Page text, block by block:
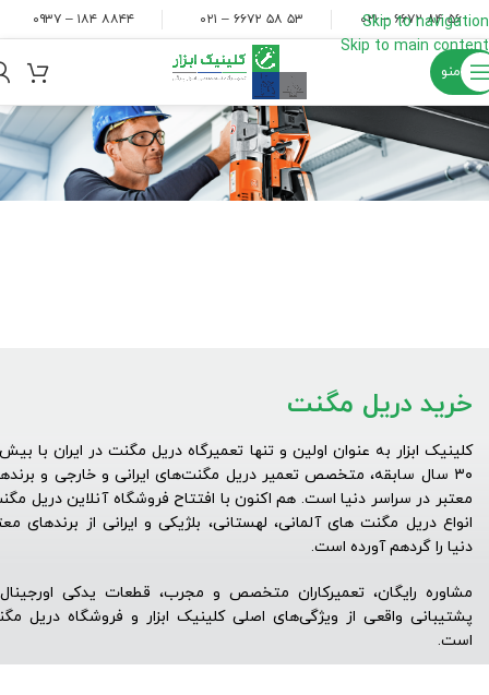
Skip to navigation
Skip to main content
۵۶ ۸۴ ۶۶۷۲ – ۰۲۱ ۵۳ ۵۸ ۶۶۷۲ – ۰۲۱ ۸۸۴۴ ۱۸۴ – ۰۹۳۷
منو
خرید دریل مگنت
کلینیک ابزار به عنوان اولین و تنها تعمیرگاه دریل مگنت در ایران با
۳۰ سال سابقه، متخصص تعمیر دریل مگنت‌های ایرانی و خارجی و
معتبر در سراسر دنیا است. هم اکنون با افتتاح فروشگاه آنلاین دریل
انواع دریل مگنت های آلمانی، لهستانی، بلژیکی و ایرانی از برندهای
دنیا را گردهم آورده است.
مشاوره رایگان، تعمیرکاران متخصص و مجرب، قطعات یدکی
پشتیبانی واقعی از ویژگی‌های اصلی کلینیک ابزار و فروشگاه دریل
است.